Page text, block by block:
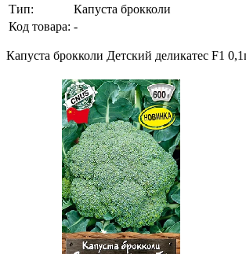
Тип:
Капуста брокколи
Код товара: -
Капуста брокколи Детский деликатес F1